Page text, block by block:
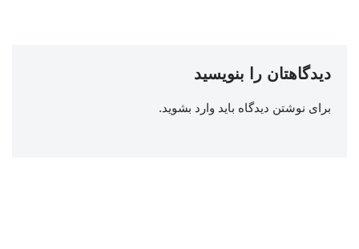
دیدگاهتان را بنویسید
برای نوشتن دیدگاه باید وارد بشوید.